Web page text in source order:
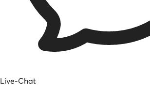
Live-Chat